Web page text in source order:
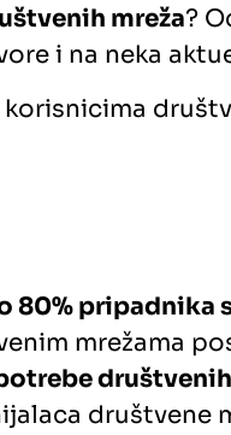
mreža?
i na neka
80% pripadnika
mrežama
društvene